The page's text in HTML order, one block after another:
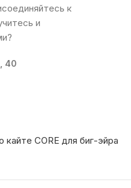
к
и
40
кайте CORE для биг-эйра